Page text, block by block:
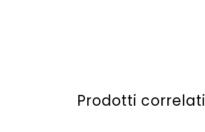
Prodotti correlati